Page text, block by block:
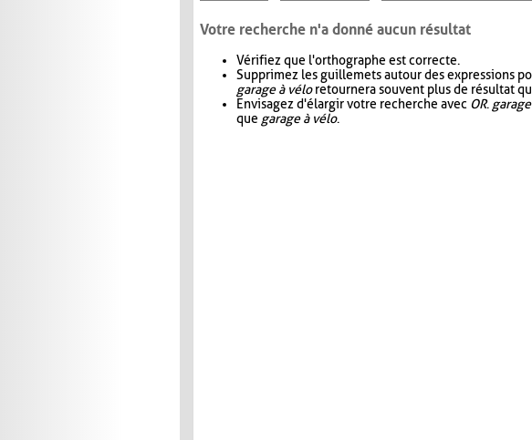
Votre recherche n'a donné aucun résultat
Vérifiez que l'orthographe est correcte.
Supprimez les guillemets autour des expressions
garage à véloretournera souvent plus de résultat
Envisagez d'élargir votre recherche avec OR.
que garage à vélo.